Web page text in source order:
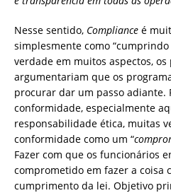
Nesse sentido, Compliance é
simplesmente como “cumprindo
verdade em muitos aspectos,
argumentariam que os
procurar dar um passo adiante.
conformidade, especialmente
responsabilidade ética, muitas
conformidade como um “
Fazer com que os funcionários
comprometido em fazer a coisa
cumprimento da lei. Objetivo